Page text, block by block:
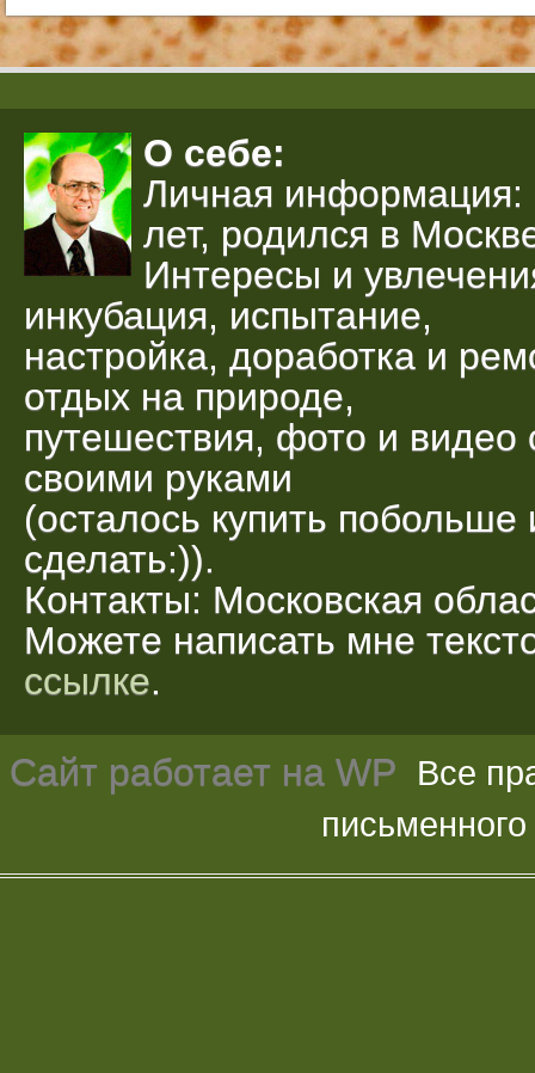
О себе:
Личная информация:
лет, родился в
Интересы и
инкубация, испытание,
настройка, доработка и
отдых на природе,
путешествия, фото и
своими руками
(осталось купить
сделать:)).
Контакты: Московская
Можете написать мне
ссылке.
Сайт работает на WP
Все